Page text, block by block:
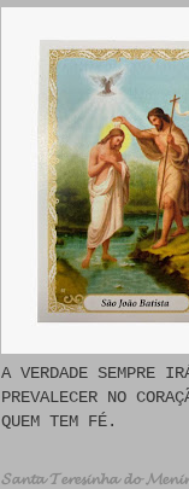
A VERDADE SEMPRE
PREVALECER NO
QUEM TEM FÉ.
𝓢𝓪𝓷𝓽𝓪 𝓣𝓮𝓻𝓮𝓼𝓲𝓷𝓱𝓪 𝓭𝓸